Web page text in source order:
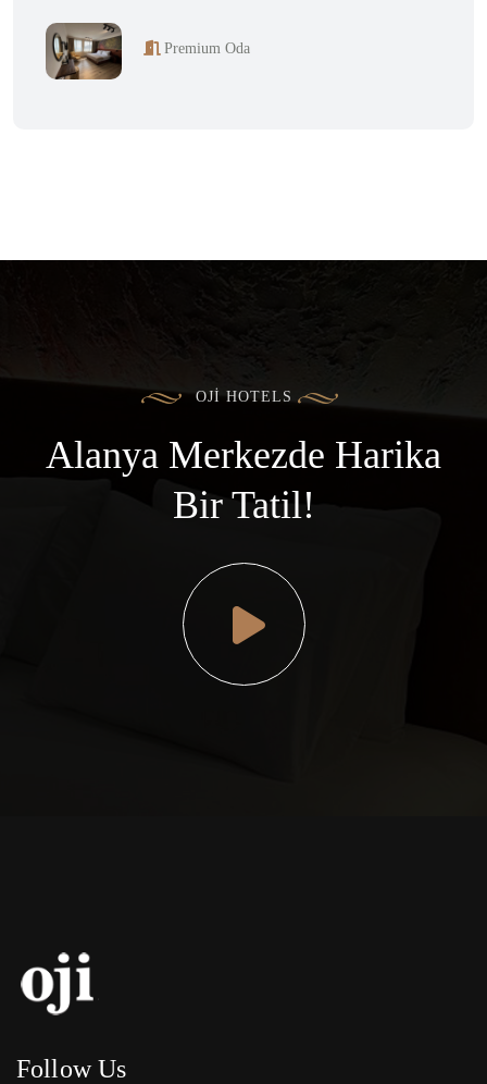
Premium Oda
OJI HOTELS
Alanya Merkezde Harika
Bir Tatil!
Follow Us